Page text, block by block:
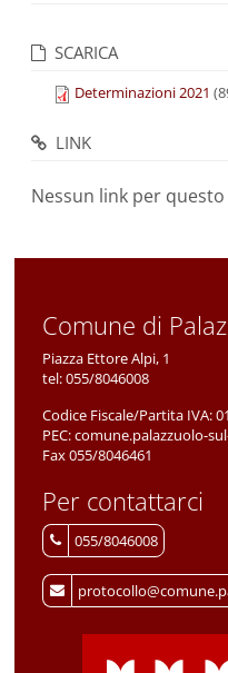
SCARICA
Determinazioni 2021
LINK
Nessun link per
Comune di
Piazza Ettore Alpi, 1
tel:055/8046008
Codice Fiscale/Partita IVA:
PEC:comune.palazzuolo-
Fax 055/8046461
Per contattarci
055/8046008